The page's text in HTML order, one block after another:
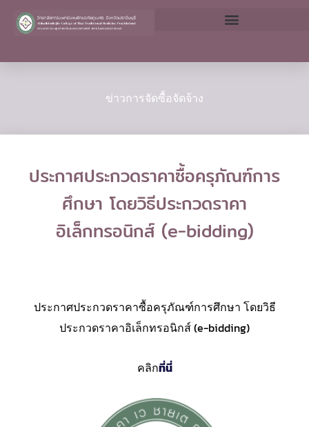
ข่าวการจัดซื้อจัดจ้าง
ประกาศประกวดราคาซื้อครุภัณฑ์การ
ศึกษา โดยวิธีประกวดราคา
อิเล็กทรอนิกส์ (e-bidding)
ประกาศประกวดราคาซื้อครุภัณฑ์การศึกษา โดยวิธี
ประกวดราคาอิเล็กทรอนิกส์ (e-bidding)
คลิกที่นี่